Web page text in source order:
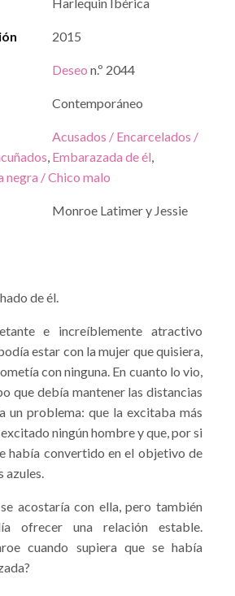
2015
Deseo n.º 2044
Contemporáneo
Acusados / Encarcelados /
, Embarazada de él,
negra / Chico malo
Monroe Latimer y Jessie
de él.
e increíblemente atractivo
estar con la mujer que quisiera,
con ninguna. En cuanto lo vio,
que debía mantener las distancias
un problema: que la excitaba más
ningún hombre y que, por si
había convertido en el objetivo de
azules.
acostaría con ella, pero también
ofrecer una relación estable.
cuando supiera que se había